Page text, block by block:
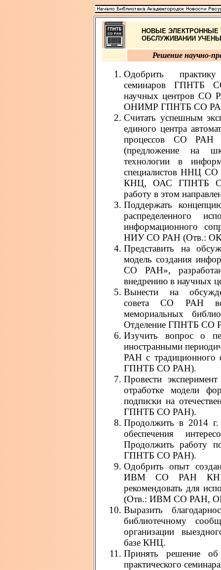
НОВЫЕ ЭЛЕКТРОННЫЕ
ОБСЛУЖИВАНИИ
Решение научно-
Одобрить практику
семинаров ГПНТБ
научных центров СО
ОНИМР ГПНТБ СО
Считать успешным
единого центра
процессов СО
(предложение на
технологии в
специалистов ННЦ
КНЦ, ОАС ГПНТБ СО
работу в этом
Поддержать
распределенного
информационного
НИУ СО РАН (Отв.:
Представить на
модель создания
СО РАН»,
внедрению в научных
Вынести на
совета СО РАН
мемориальных
Отделение ГПНТБ
Изучить вопрос о
иностранными
РАН с
ГПНТБ СО РАН).
Провести
отработке модели
подписки на
ГПНТБ СО РАН).
Продолжить в 2014
обеспечения
Продолжить работу
ГПНТБ СО РАН).
Одобрить опыт
ИВМ СО РАН КНЦ.
рекомендовать для
(Отв.: ИВМ СО РАН,
Выразить
библиотечному
организации
базе КНЦ.
Принять решение об
практического